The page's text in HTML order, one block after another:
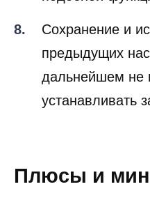
Сохранение и
предыдущих
дальнейшем не
устанавливать
Плюсы и